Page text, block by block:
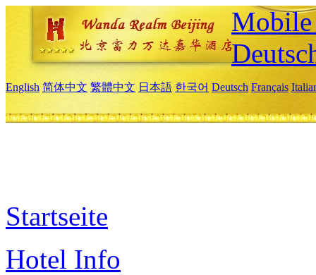
English 简体中文 繁體中文 日本語 한국어 Deutsch Français
Startseite
Hotel Info